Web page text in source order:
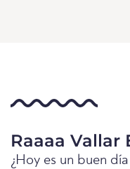
Raaaa Vallar
¿Hoy es un buen